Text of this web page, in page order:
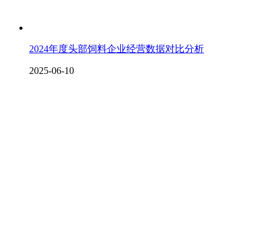
2024年度头部饲料企业经营数据对比分析
2025-06-10